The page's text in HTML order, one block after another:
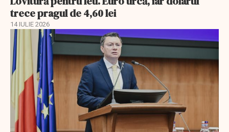
trece pragul de 4,60 lei
14 IULIE 2026